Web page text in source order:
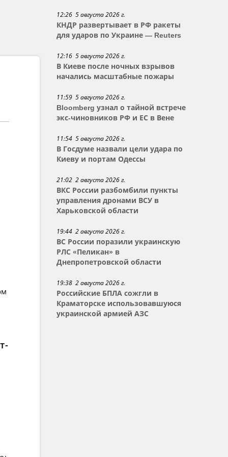
12:26 5 августа 2026 г.
КНДР развертывает в РФ ракеты
для ударов по Украине — Reuters
12:16 5 августа 2026 г.
В Киеве после ночных взрывов
начались масштабные пожары
11:59 5 августа 2026 г.
Bloomberg узнал о тайной встрече
экс-чиновников РФ и ЕС в Вене
11:54 5 августа 2026 г.
В Госдуме назвали цели удара по
Киеву и портам Одессы
21:02 2 августа 2026 г.
ВКС России разбомбили пункты
управления дронами ВСУ в
Харьковской области
19:44 2 августа 2026 г.
ВС России поразили украинскую
РЛС «Пеликан» в
Днепропетровской области
19:38 2 августа 2026 г.
Российские БПЛА сожгли в
Краматорске использовавшуюся
украинской армией АЗС